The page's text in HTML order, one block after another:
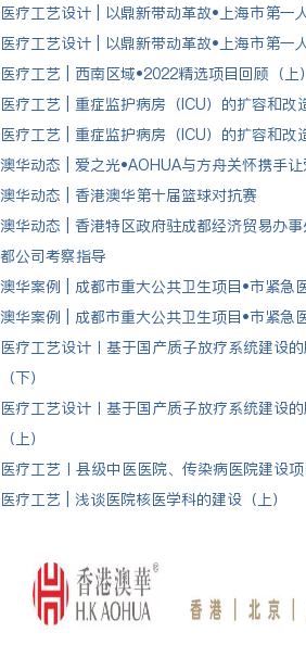
医疗工艺设计 | 以鼎新带动革故•上海市第一
医疗工艺设计 | 以鼎新带动革故•上海市第一
医疗工艺 | 西南区域•2022精选项目回顾（上）
医疗工艺 | 重症监护病房（ICU）的扩容和改
医疗工艺 | 重症监护病房（ICU）的扩容和改
澳华动态 | 爱之光•AOHUA与方舟关怀携手
澳华动态 | 香港澳华第十届篮球对抗赛
澳华动态 | 香港特区政府驻成都经济贸易办
都公司考察指导
澳华案例 | 成都市重大公共卫生项目•市紧急
澳华案例 | 成都市重大公共卫生项目•市紧急
医疗工艺设计丨基于国产质子放疗系统建设
（下）
医疗工艺设计丨基于国产质子放疗系统建设
（上）
医疗工艺丨县级中医医院、传染病医院建设项
医疗工艺 | 浅谈医院核医学科的建设（上）